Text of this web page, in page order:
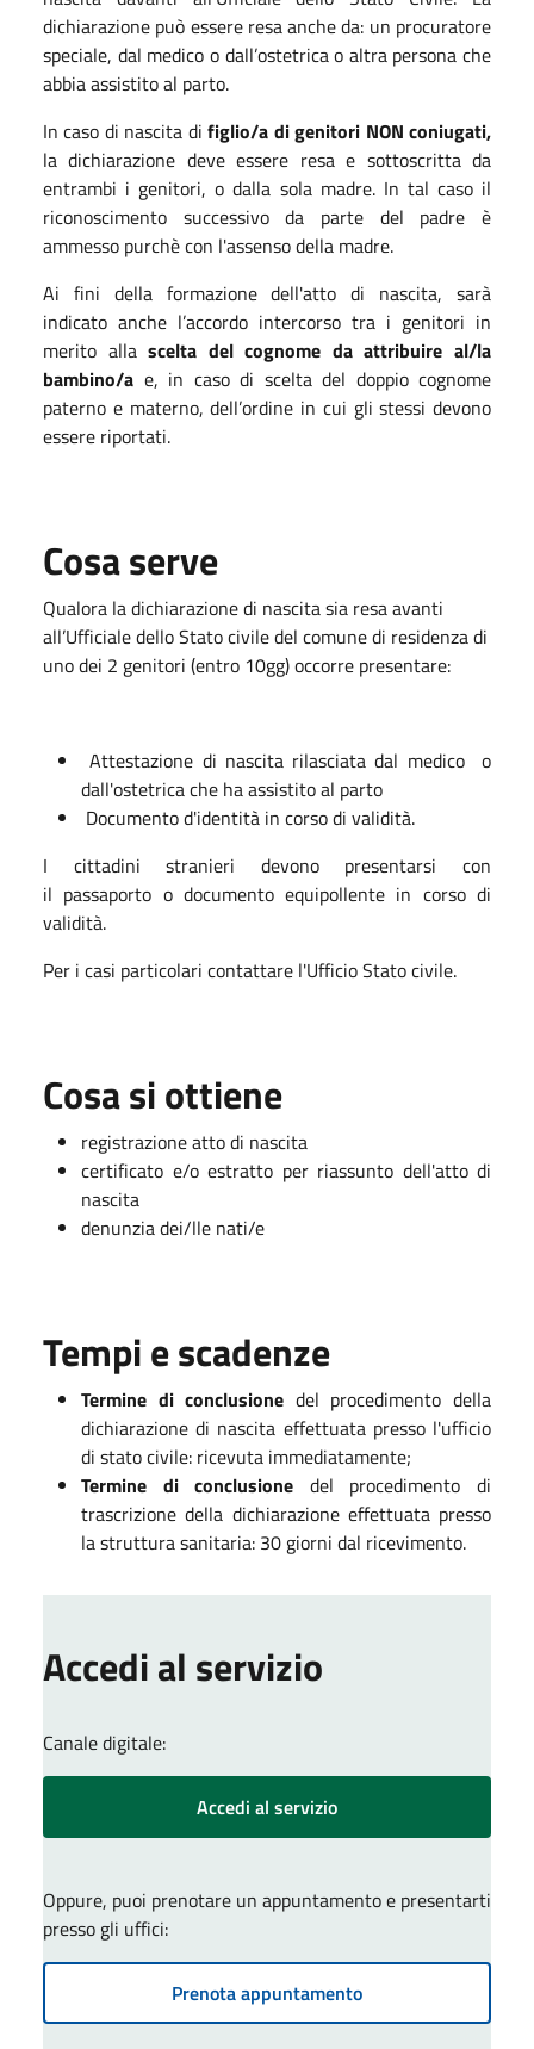
dichiarazione può essere resa anche da: un procuratore
speciale, dal medico o dall’ostetrica o altra persona che
abbia assistito al parto.
In caso di nascita difiglio/a di genitori NON coniugati,
la dichiarazione deve essere resa e sottoscritta da
entrambi i genitori, o dalla sola madre. In tal caso il
riconoscimento successivo da parte del padre è
ammesso purchè con l'assenso della madre.
Ai fini della formazione dell'atto di nascita, sarà
indicato anche l’accordo intercorso tra i genitori in
merito allascelta del cognome da attribuire al/la
bambino/a e, in caso di scelta del doppio cognome
paterno e materno, dell’ordine in cui gli stessi devono
essere riportati.
Cosa serve
Qualora la dichiarazione di nascita sia resa avanti
all’Ufficiale dello Stato civile del comune di residenza di
uno dei 2 genitori (entro 10gg) occorre presentare:
Attestazione di nascita rilasciata dal medico o
dall'ostetrica che ha assistito al parto
Documento d'identità in corso di validità.
I cittadini stranieri devono presentarsi con
il passaporto o documento equipollente in corso di
validità.
Per i casi particolari contattare l'Ufficio Stato civile.
Cosa si ottiene
registrazione atto di nascita
certificato e/o estratto per riassunto dell'atto di
nascita
denunzia dei/lle nati/e
Tempi e scadenze
Termine di conclusione del procedimento della
dichiarazione di nascita effettuata presso l'ufficio
di stato civile: ricevuta immediatamente;
Termine di conclusione del procedimento di
trascrizione della dichiarazione effettuata presso
la struttura sanitaria: 30 giorni dal ricevimento.
Accedi al servizio
Canale digitale:
Accedi al servizio
Oppure, puoi prenotare un appuntamento e presentarti
presso gli uffici:
Prenota appuntamento